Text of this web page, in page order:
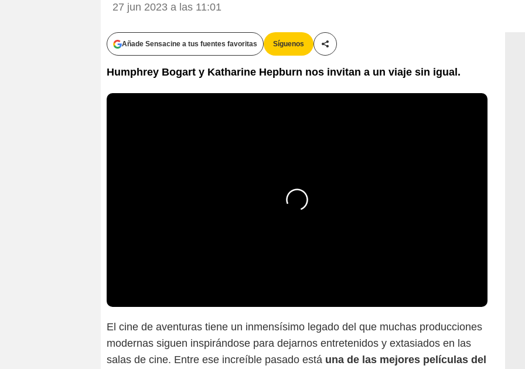
27 jun 2023 a las 11:01
Añade Sensacine a tus fuentes favoritas Síguenos
Compartir esta noticia
Humphrey Bogart y Katharine Hepburn nos invitan a un viaje sin igual.
El cine de aventuras tiene un inmensísimo legado del que muchas producciones
modernas siguen inspirándose para dejarnos entretenidos y extasiados en las
salas de cine. Entre ese increíble pasado está una de las mejores películas del